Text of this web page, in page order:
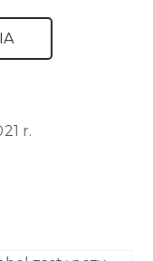
r.